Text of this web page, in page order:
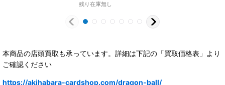
残り在庫無し
本商品の店頭買取も承っています。詳細は下記の「買取価格表」より
ご確認ください
https://akihabara-cardshop.com/dragon-ball/